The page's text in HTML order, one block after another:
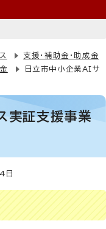
支援・補助金・助成金
日立市中小企業AIサ
実証支援事業
日